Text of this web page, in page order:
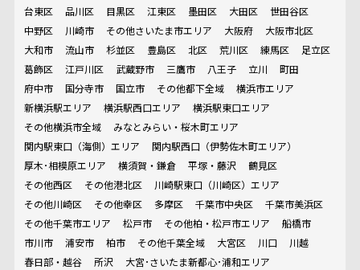
台東区
品川区 目黒区 江東区 墨田区 大田区
世田谷区
中野区
川崎市 その他さいたま市エリア 大阪府
大阪市北区
大和市
流山市 杉並区 豊島区 北区 荒川区 練馬区
足立区
葛飾区
江戸川区 武蔵野市 三鷹市 八王子 立川
町田
府中市
国分寺市 国立市 その他都下全域
横浜市エリア
新横浜駅エリア
横浜駅西口エリア
横浜駅東口エリア
その他横浜市全域
みなとみらい・桜木町エリア
関内駅東口（海側）エリア
関内駅西口（伊勢佐木町エリア）
厚木･相模原エリア
横須賀・鎌倉 平塚・藤沢
鶴見区
その他西区
その他港北区
川崎駅東口（川崎区）エリア
その他川崎区
その他幸区 多摩区 千葉市中央区
千葉市美浜区
その他千葉市エリア
松戸市 その他柏・松戸市エリア
船橋市
市川市
浦安市 柏市 その他千葉全域 大宮区 川口
川越
春日部・越谷
所沢
大宮･さいたま新都心･浦和エリア